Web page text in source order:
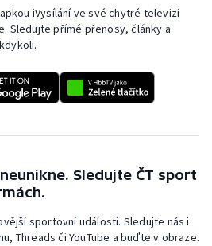
iVysílání ve své chytré televizi
Sledujte přímé přenosy, články a
Sledujte ČT sport
sportovní události. Sledujte nás i
Threads či YouTube a buďte v obraze.